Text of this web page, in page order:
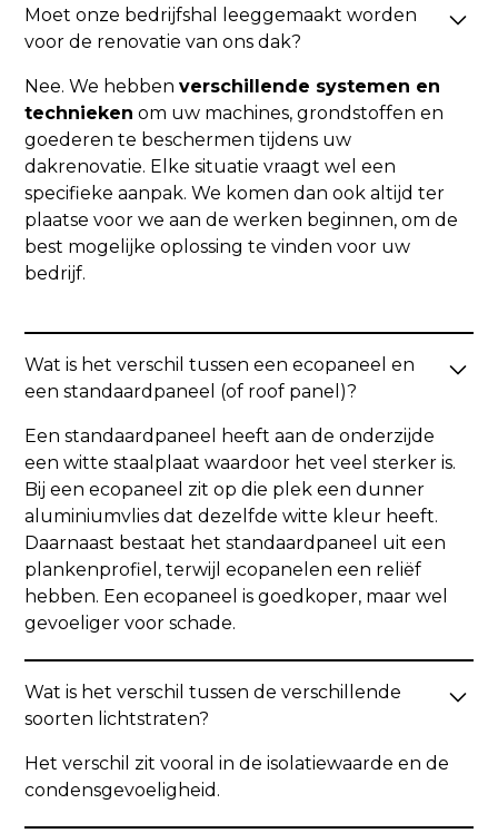
Moet onze bedrijfshal leeggemaakt worden
voor de renovatie van ons dak?
Nee. We hebbenverschillende systemen en
technieken om uw machines, grondstoffen en
goederen te beschermen tijdens uw
dakrenovatie. Elke situatie vraagt wel een
specifieke aanpak. We komen dan ook altijd ter
plaatse voor we aan de werken beginnen, om de
best mogelijke oplossing te vinden voor uw
bedrijf.
Wat is het verschil tussen een ecopaneel en
een standaardpaneel (of roof panel)?
Een standaardpaneel heeft aan de onderzijde
een witte staalplaat waardoor het veel sterker is.
Bij een ecopaneel zit op die plek een dunner
aluminiumvlies dat dezelfde witte kleur heeft.
Daarnaast bestaat het standaardpaneel uit een
plankenprofiel, terwijl ecopanelen een reliëf
hebben. Een ecopaneel is goedkoper, maar wel
gevoeliger voor schade.
Wat is het verschil tussen de verschillende
soorten lichtstraten?
Het verschil zit vooral in de isolatiewaarde en de
condensgevoeligheid.